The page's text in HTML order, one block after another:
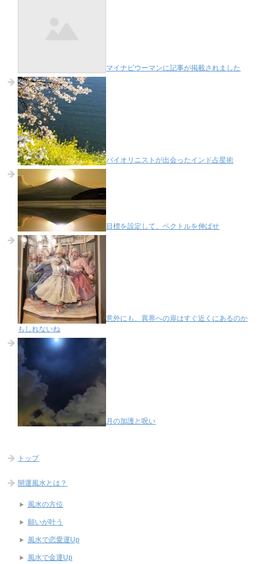
マイナビウーマンに記事が掲載されました
バイオリニストが出会ったインド占星術
目標を設定して、ベクトルを伸ばせ
意外にも、異界への扉はすぐ近くにあるのか
もしれないね
月の加護と呪い
トップ
開運風水とは？
風水の方位
願いが叶う
風水で恋愛運Up
風水で金運Up